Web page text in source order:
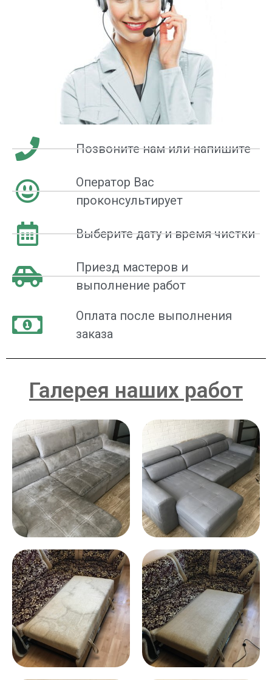
Позвоните нам или напишите
Оператор Вас
проконсультирует
Выберите дату и время чистки
Приезд мастеров и
выполнение работ
Оплата после выполнения
заказа
Галерея наших работ